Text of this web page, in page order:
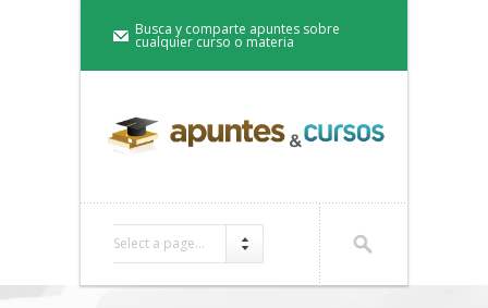
Busca y comparte apuntes sobre
cualquier curso o materia
Select a page...